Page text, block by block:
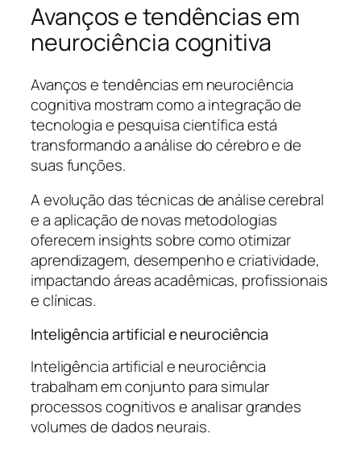
Avanços e tendências em
neurociência cognitiva
Avanços e tendências em neurociência
cognitiva mostram como a integração de
tecnologia e pesquisa científica está
transformando a análise do cérebro e de
suas funções.
A evolução das técnicas de análise cerebral
e a aplicação de novas metodologias
oferecem insights sobre como otimizar
aprendizagem, desempenho e criatividade,
impactando áreas acadêmicas, profissionais
e clínicas.
Inteligência artificial e neurociência
Inteligência artificial e neurociência
trabalham em conjunto para simular
processos cognitivos e analisar grandes
volumes de dados neurais.